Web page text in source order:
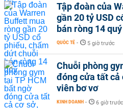
Tập đoàn của
gần 20 tỷ USD
bán ròng 14 quý
QUỐC TẾ - 5 giờ trước
Chuỗi phòng
đóng cửa tất cả
viên bơ vơ
KINH DOANH - 6 giờ trước